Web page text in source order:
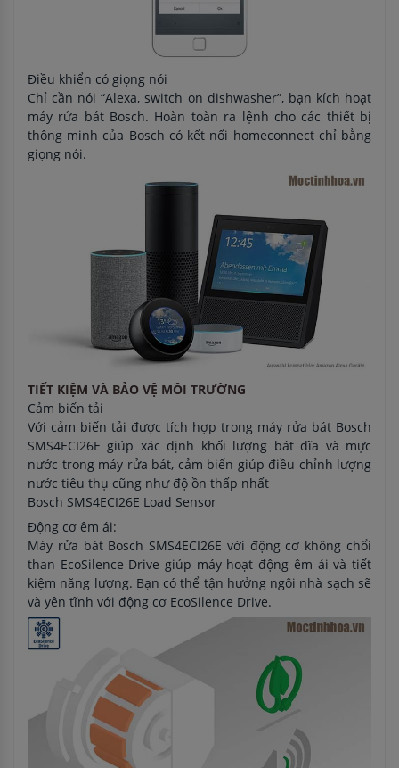
Điều khiển có giọng nói
Chỉ cần nói “Alexa, switch on dishwasher”, bạn kích hoạt
máy rửa bát Bosch. Hoàn toàn ra lệnh cho các thiết bị
thông minh của Bosch có kết nối homeconnect chỉ bằng
giọng nói.
TIẾT KIỆM VÀ BẢO VỆ MÔI TRƯỜNG
Cảm biến tải
Với cảm biến tải được tích hợp trong máy rửa bát Bosch
SMS4ECI26E giúp xác định khối lượng bát đĩa và mực
nước trong máy rửa bát, cảm biến giúp điều chỉnh lượng
nước tiêu thụ cũng như độ ồn thấp nhất
Bosch SMS4ECI26E Load Sensor
Động cơ êm ái:
Máy rửa bát Bosch SMS4ECI26E với động cơ không chổi
than EcoSilence Drive giúp máy hoạt động êm ái và tiết
kiệm năng lượng. Bạn có thể tận hưởng ngôi nhà sạch sẽ
và yên tĩnh với động cơ EcoSilence Drive.